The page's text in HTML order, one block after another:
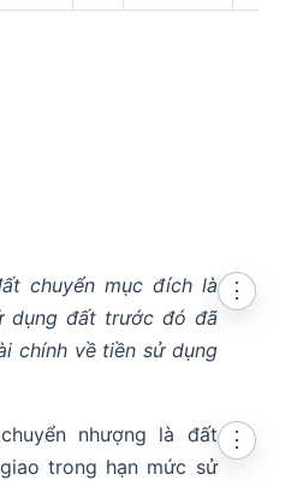
chuyển mục đích là
dụng đất trước đó đã
chính về tiền sử dụng
⋮
nhượng là đất
trong hạn mức sử
⋮